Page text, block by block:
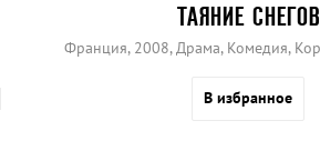
ТАЯНИЕ СНЕГОВ
Франция, 2008, Драма, Комедия,
В избранное